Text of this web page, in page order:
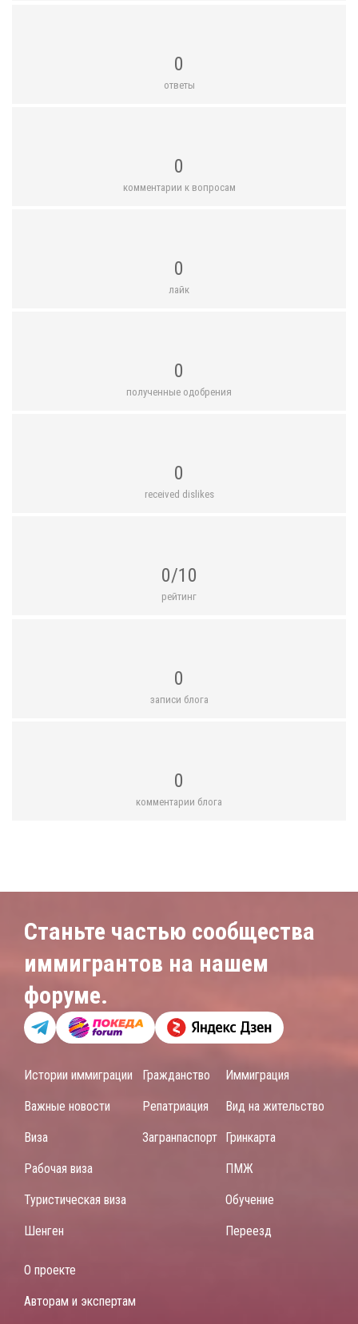
0
ответы
0
комментарии к вопросам
0
лайк
0
полученные одобрения
0
received dislikes
0/10
рейтинг
0
записи блога
0
комментарии блога
Станьте частью сообщества
иммигрантов на нашем
форуме.
Истории иммиграции
Важные новости
Виза
Рабочая виза
Туристическая виза
Шенген
Гражданство
Репатриация
Загранпаспорт
Иммиграция
Вид на жительство
Гринкарта
ПМЖ
Обучение
Переезд
О проекте
Авторам и экспертам